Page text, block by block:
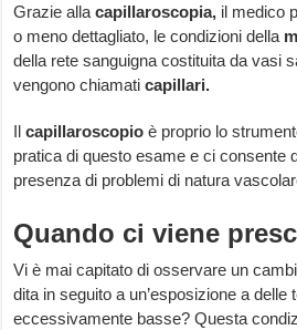
Grazie allacapillaroscopia, il medico
o meno dettagliato, le condizioni della
della rete sanguigna costituita da vasi
vengono chiamaticapillari.
Ilcapillaroscopio è proprio lo
pratica di questo esame e ci consente
presenza di problemi di natura
Quando ci viene
Vi è mai capitato di osservare un
dita in seguito a un’esposizione a delle
eccessivamente basse? Questa